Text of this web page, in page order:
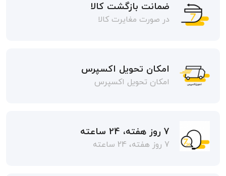
ضمانت بازگشت کالا
در صورت مغایرت کالا
امکان تحویل اکسپرس
امکان تحویل اکسپرس
7 روز هفته، 24 ساعته
7 روز هفته، 24 ساعته